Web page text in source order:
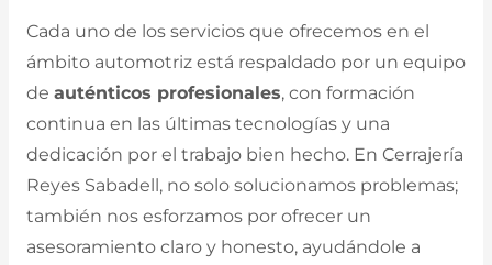
Cada uno de los servicios que ofrecemos en el
ámbito automotriz está respaldado por un equipo
de auténticos profesionales, con formación
continua en las últimas tecnologías y una
dedicación por el trabajo bien hecho. En Cerrajería
Reyes Sabadell, no solo solucionamos problemas;
también nos esforzamos por ofrecer un
asesoramiento claro y honesto, ayudándole a